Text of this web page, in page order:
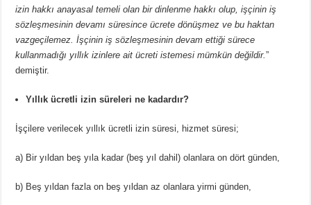
izin hakkı anayasal temeli olan bir dinlenme hakkı olup, işçinin iş
sözleşmesinin devamı süresince ücrete dönüşmez ve bu haktan
vazgeçilemez. İşçinin iş sözleşmesinin devam ettiği sürece
kullanmadığı yıllık izinlere ait ücreti istemesi mümkün değildir.”
demiştir.
Yıllık ücretli izin süreleri ne kadardır?
İşçilere verilecek yıllık ücretli izin süresi, hizmet süresi;
a) Bir yıldan beş yıla kadar (beş yıl dahil) olanlara on dört günden,
b) Beş yıldan fazla on beş yıldan az olanlara yirmi günden,